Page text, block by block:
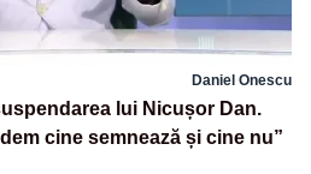
Daniel Onescu
lui Nicușor Dan.
cine semnează și cine nu”